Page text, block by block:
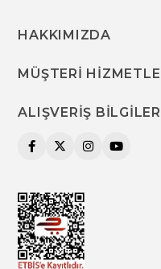
HAKKIMIZDA
MÜŞTERİ
ALIŞVERİŞ